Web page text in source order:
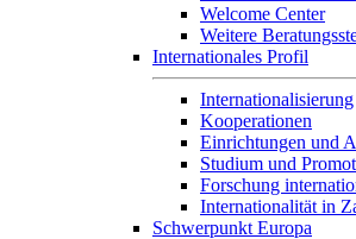
Welcome Center
Weitere
Internationales Profil
Internationalisierung
Kooperationen
Einrichtungen und
Studium und
Forschung
Internationalität in
Schwerpunkt Europa